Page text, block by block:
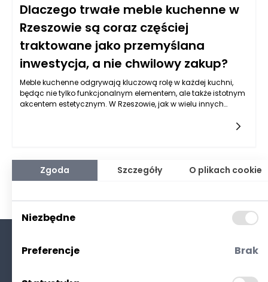
Dlaczego trwałe meble kuchenne w
Rzeszowie są coraz częściej
traktowane jako przemyślana
inwestycja, a nie chwilowy zakup?
Meble kuchenne odgrywają kluczową rolę w każdej kuchni,
będąc nie tylko funkcjonalnym elementem, ale także istotnym
akcentem estetycznym. W Rzeszowie, jak w wielu innych
trwałe meble kuchenne są synonimem solidności i estetyki, co
czyni je bardziej atrakcyjną formą inwestycji. Coraz więcej
osób zdaje sobie sprawę, że wysoka jakość mebli przyczynia
wizualnej harmonii w przestrzeni kuchennej.
Zgoda Szczegóły O plikach cookie
Niezbędne
Preferencje Brak